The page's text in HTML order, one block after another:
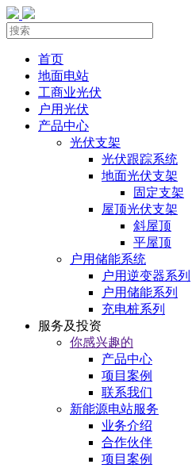
首页
地面电站
工商业光伏
户用光伏
产品中心
光伏支架
光伏跟踪系统
地面光伏支架
固定支架
屋顶光伏支架
斜屋顶
平屋顶
户用储能系统
户用逆变器系列
户用储能系列
充电桩系列
服务及投资
你感兴趣的
产品中心
项目案例
联系我们
新能源电站服务
业务介绍
合作伙伴
项目案例